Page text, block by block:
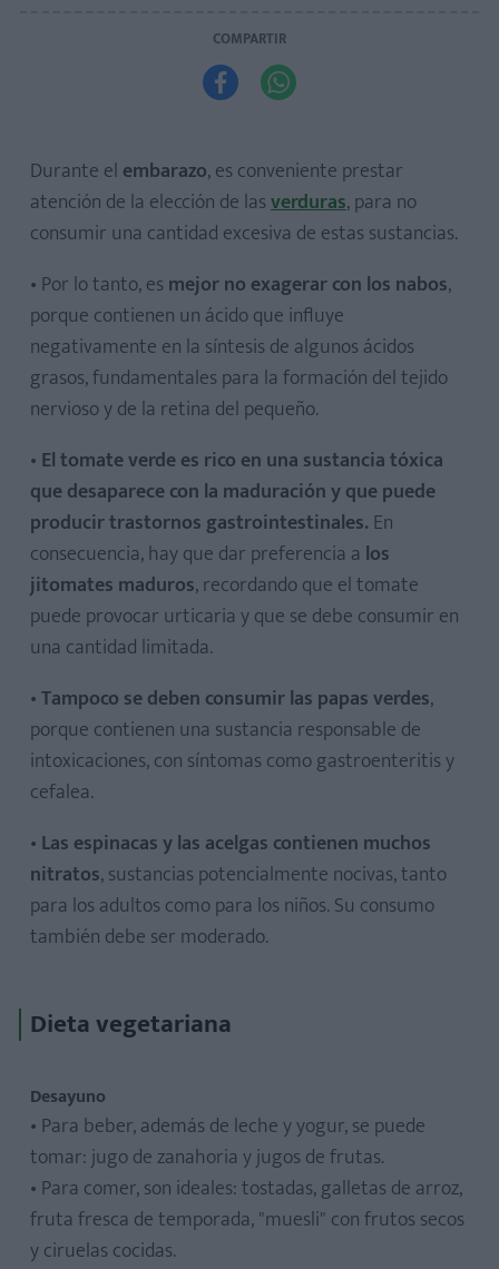
COMPARTIR
 
Durante el embarazo, es conveniente prestar
atención de la elección de lasverduras, para no
consumir una cantidad excesiva de estas sustancias.
• Por lo tanto, es mejor no exagerar con los nabos,
porque contienen un ácido que influye
negativamente en la síntesis de algunos ácidos
grasos, fundamentales para la formación del tejido
nervioso y de la retina del pequeño.
• El tomate verde es rico en una sustancia tóxica
que desaparece con la maduración y que puede
producirtrastornos gastrointestinales. En
consecuencia, hay que dar preferencia a los
jitomates maduros, recordando que el tomate
puede provocar urticaria y que se debe consumir en
una cantidad limitada.
•Tampoco se deben consumir las papas verdes,
porque contienen una sustancia responsable de
intoxicaciones, con síntomas como gastroenteritis y
cefalea.
• Las espinacas y las acelgas contienen muchos
nitratos, sustancias potencialmente nocivas, tanto
para los adultos como para los niños. Su consumo
también debe ser moderado.
Dieta vegetariana
Desayuno
• Para beber, además de leche y yogur, se puede
tomar: jugo de zanahoria y jugos de frutas.
• Para comer, son ideales: tostadas, galletas de arroz,
fruta fresca de temporada, "muesli" con frutos secos
y ciruelas cocidas.